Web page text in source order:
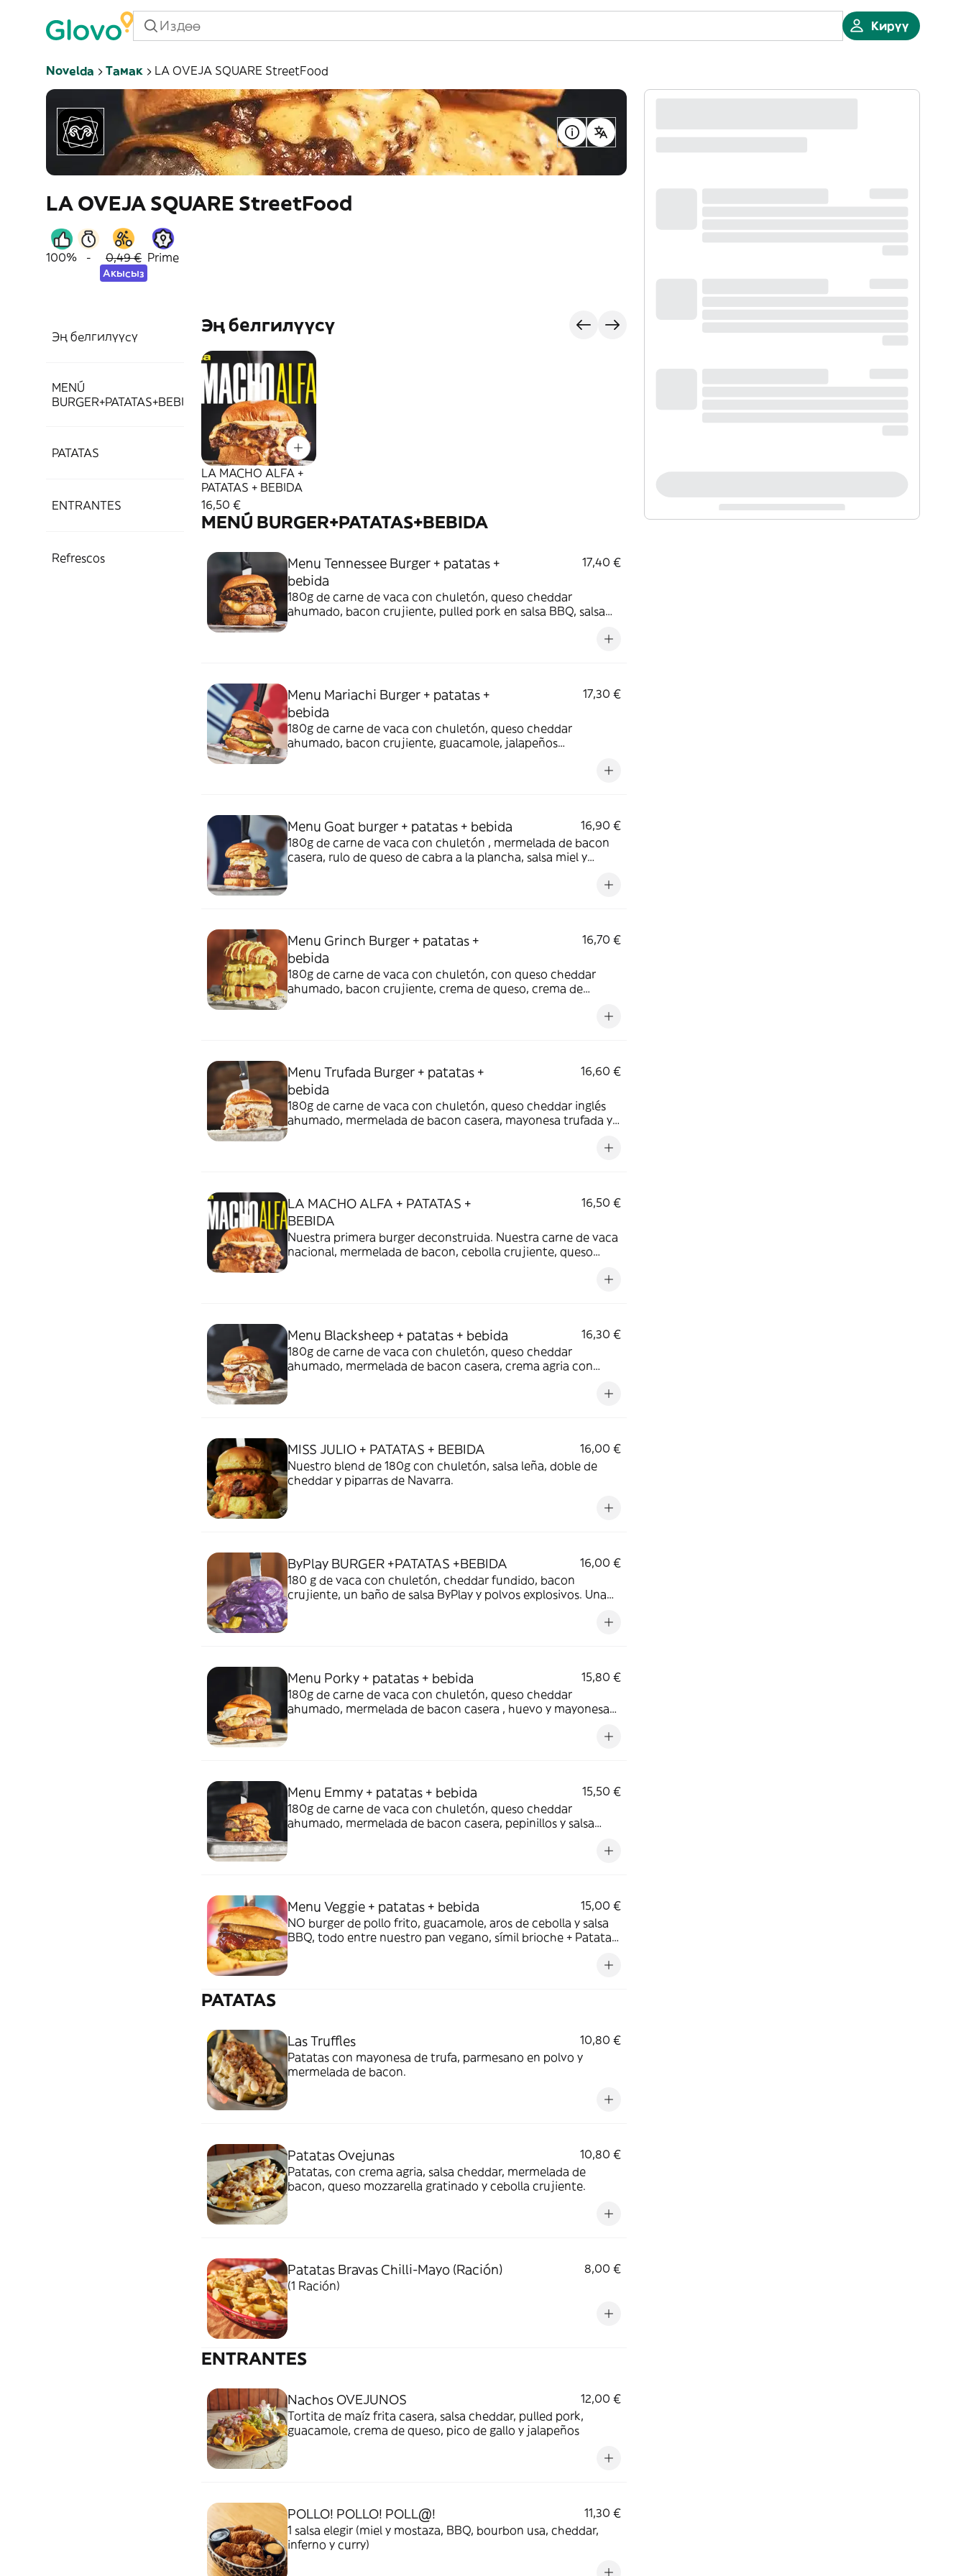
Кирүү
Novelda Тамак LA OVEJA SQUARE StreetFood
LA OVEJA SQUARE StreetFood
100% - 0,49 €
Акысыз
Prime
Эң белгилүүсү
MENÚ
BURGER+PATATAS+BEBIDA
PATATAS
ENTRANTES
Refrescos
Эң белгилүүсү
LA MACHO ALFA +
PATATAS + BEBIDA
16,50 €
MENÚ BURGER+PATATAS+BEBIDA
Menu Tennessee Burger + patatas +
bebida
17,40 €
180g de carne de vaca con chuletón, queso cheddar
ahumado, bacon crujiente, pulled pork en salsa BBQ, salsa
Menu Mariachi Burger + patatas +
bebida
17,30 €
180g de carne de vaca con chuletón, queso cheddar
ahumado, bacon crujiente, guacamole, jalapeños
pan brioche *También opción Vegetariana donde eliminamos
Menu Goat burger + patatas + bebida
16,90 €
180g de carne de vaca con chuletón , mermelada de bacon
casera, rulo de queso de cabra a la plancha, salsa miel y
Menu Grinch Burger + patatas +
bebida
16,70 €
180g de carne de vaca con chuletón, con queso cheddar
ahumado, bacon crujiente, crema de queso, crema de
donde eliminamos todo lo cárnico. *debido a cambios en los
Menu Trufada Burger + patatas +
bebida
16,60 €
180g de carne de vaca con chuletón, queso cheddar inglés
ahumado, mermelada de bacon casera, mayonesa trufada y
LA MACHO ALFA + PATATAS +
BEBIDA
16,50 €
Nuestra primera burger deconstruida. Nuestra carne de vaca
nacional, mermelada de bacon, cebolla crujiente, queso
huevo frito. Aspirante a mejor hamburguesa de España. (no
Menu Blacksheep + patatas + bebida
16,30 €
180g de carne de vaca con chuletón, queso cheddar
ahumado, mermelada de bacon casera, crema agria con
MISS JULIO + PATATAS + BEBIDA
16,00 €
Nuestro blend de 180g con chuletón, salsa leña, doble de
cheddar y piparras de Navarra.
ByPlay BURGER +PATATAS +BEBIDA
16,00 €
180 g de vaca con chuletón, cheddar fundido, bacon
crujiente, un baño de salsa ByPlay y polvos explosivos. Una
Menu Porky + patatas + bebida
15,80 €
180g de carne de vaca con chuletón, queso cheddar
ahumado, mermelada de bacon casera , huevo y mayonesa
Menu Emmy + patatas + bebida
15,50 €
180g de carne de vaca con chuletón, queso cheddar
ahumado, mermelada de bacon casera, pepinillos y salsa
Menu Veggie + patatas + bebida
15,00 €
NO burger de pollo frito, guacamole, aros de cebolla y salsa
BBQ, todo entre nuestro pan vegano, símil brioche + Patatas
PATATAS
Las Truffles
10,80 €
Patatas con mayonesa de trufa, parmesano en polvo y
mermelada de bacon.
Patatas Ovejunas
10,80 €
Patatas, con crema agria, salsa cheddar, mermelada de
bacon, queso mozzarella gratinado y cebolla crujiente.
Patatas Bravas Chilli-Mayo (Ración)
8,00 €
(1 Ración)
ENTRANTES
Nachos OVEJUNOS
12,00 €
Tortita de maíz frita casera, salsa cheddar, pulled pork,
guacamole, crema de queso, pico de gallo y jalapeños
POLLO! POLLO! POLL@!
11,30 €
1 salsa elegir (miel y mostaza, BBQ, bourbon usa, cheddar,
inferno y curry)